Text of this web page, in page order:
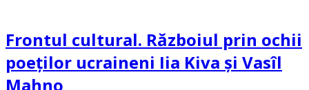
Frontul cultural. Războiul prin ochii
poeților ucraineni Iia Kiva și Vasîl
Mahno